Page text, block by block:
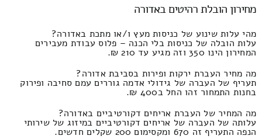
מחירון הובלת רהיטים באדורה
מהי עלות שינוע של כניסות מעץ ו/או מתכת באדורה?
עלות הובלה של כניסות בלי הכנה – פלוס עבודת מעבירים
המחירון הינו 350 וזה מגיע עד 210 ₪.
מה מחיר העברת ירקות ופירות בסביבת אדורה?
תעריף של העברה של גידולי אדמה גוררים עמם סחיבה ופירוק
בחנות התמחור זהו החל ב400 ₪.
מה המחיר של העברת אריחים דקורטיביים באדורה?
עלותה של העברה של אריחים דקורטיביים במיזוג של שירותי
הנפה התעריף זה 670 ומקסימום 200 שקלים חדשים.